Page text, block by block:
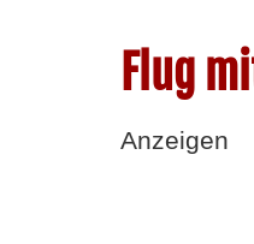
Flug
Anzeigen